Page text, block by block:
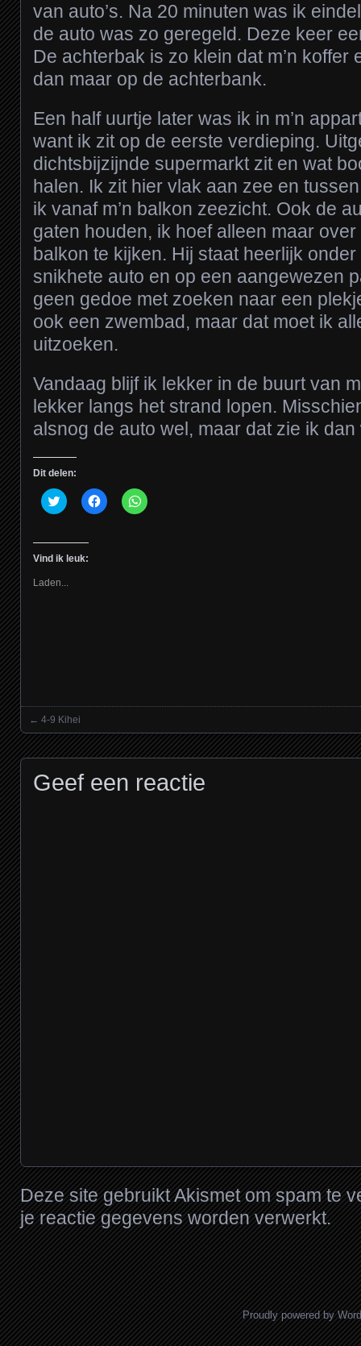
van auto’s. Na 20 minuten was ik
de auto was zo geregeld. Deze keer
De achterbak is zo klein dat m’n koffer
dan maar op de achterbank.
Een half uurtje later was ik in m’n
want ik zit op de eerste verdieping.
dichtsbijzijnde supermarkt zit en wat
halen. Ik zit hier vlak aan zee en
ik vanaf m’n balkon zeezicht. Ook de
gaten houden, ik hoef alleen maar
balkon te kijken. Hij staat heerlijk
snikhete auto en op een aangewezen
geen gedoe met zoeken naar een
ook een zwembad, maar dat moet ik
uitzoeken.
Vandaag blijf ik lekker in de buurt van
lekker langs het strand lopen.
alsnog de auto wel, maar dat zie ik dan
Dit delen:
Klik
om
met
Twitter
(Wordt
een
Klik
om
Klik
om
Vind ik leuk:
Laden...
Posts navigation
← 4-9 Kihei
Geef een reactie
Deze site gebruikt Akismet om spam te
je reactie gegevens worden verwerkt.
Proudly powered by